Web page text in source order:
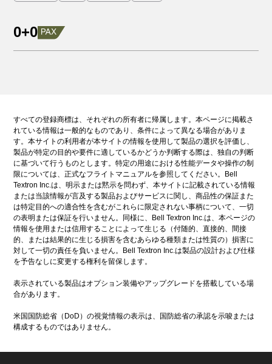
0+0
すべての登録商標は、それぞれの所有者に帰属します。本ページに掲載さ
れている情報は一般的なものであり、条件によって異なる場合がありま
す。本サイトの利用者が本サイトの情報を使用して製品の選択を評価し、
製品が特定の目的や要件に適しているかどうか判断する際は、独自の判断
に基づいて行うものとします。特定の用途における性能データや操作の制
限については、正式なフライトマニュアルを参照してください。Bell
Textron Inc.は、明示または黙示を問わず、本サイトに記載されている情報
または当該情報が言及する製品およびサービスに関し、商品性の保証また
は特定目的への適合性を含むがこれらに限定されない事柄について、一切
の表明または保証を行いません。同様に、Bell Textron Inc.は、本ページの
情報を使用または信用することによって生じる（付随的、直接的、間接
的、または結果的に生じる損害を含むあらゆる種類または性質の）損害に
対して一切の責任を負いません。Bell Textron Inc.は製品の設計および仕様
を予告なしに変更する権利を留保します。
表示されている製品はオプション装備やアップグレードを搭載している場
合があります。
米国国防総省（DoD）の視覚情報の表示は、国防総省の承認を示唆または
構成するものではありません。